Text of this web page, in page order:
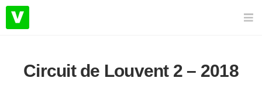
Circuit de Louvent 2 – 2018